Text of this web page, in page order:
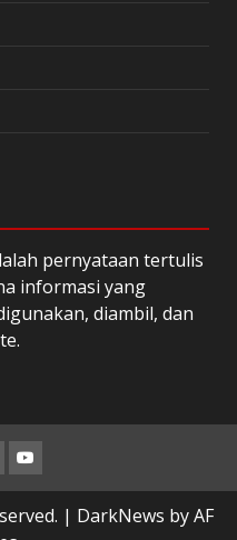
pernyataan tertulis
informasi yang
diambil, dan
Youtube
| DarkNews by AF